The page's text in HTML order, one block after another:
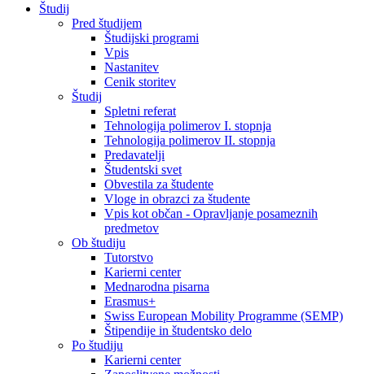
Študij
Pred študijem
Študijski programi
Vpis
Nastanitev
Cenik storitev
Študij
Spletni referat
Tehnologija polimerov I. stopnja
Tehnologija polimerov II. stopnja
Predavatelji
Študentski svet
Obvestila za študente
Vloge in obrazci za študente
Vpis kot občan - Opravljanje posameznih
predmetov
Ob študiju
Tutorstvo
Karierni center
Mednarodna pisarna
Erasmus+
Swiss European Mobility Programme (SEMP)
Štipendije in študentsko delo
Po študiju
Karierni center